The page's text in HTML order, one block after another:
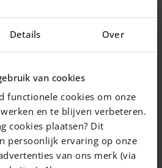
Details Over
van cookies
functionele cookies om onze
en te blijven verbeteren.
cookies plaatsen? Dit
persoonlijk ervaring op onze
van ons merk (via
bei einemStaketenzaunist
Wenn der Zaun aber einen
haben soll (zum Schutz von
als Sichtschutz), dann ist die
Sichtschutz
Sichtschutz, geeignet für kleine
beliebter Gartenzaun, ideal